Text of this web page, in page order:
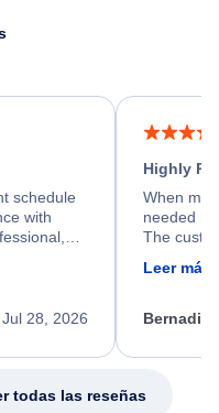
schedule
with
the
and
Jul 28, 2026
Highly
When my
needed
The
calm,
my issue.
Leer más
todas las reseñas